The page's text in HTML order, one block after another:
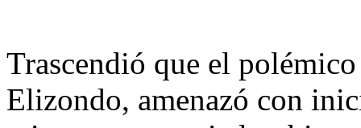
Trascendió que el
Elizondo, amenazó con